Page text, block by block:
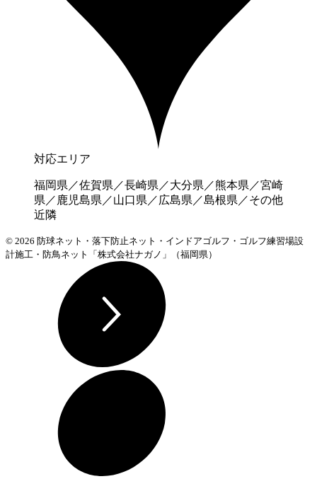
対応エリア
福岡県／佐賀県／長崎県／大分県／熊本県／宮崎
県／鹿児島県／山口県／広島県／島根県／その他
近隣
© 2026 防球ネット・落下防止ネット・インドアゴルフ・ゴルフ練習場設
計施工・防鳥ネット「株式会社ナガノ」（福岡県）